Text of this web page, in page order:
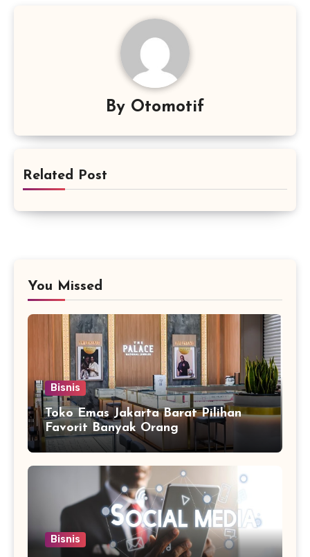
By Otomotif
Related Post
You Missed
Bisnis
Toko Emas Jakarta Barat Pilihan
Favorit Banyak Orang
Bisnis